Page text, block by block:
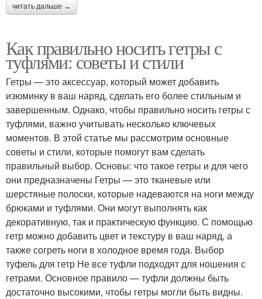
читать дальше →
Как правильно носить гетры с
туфлями: советы и стили
Гетры — это аксессуар, который может добавить
изюминку в ваш наряд, сделать его более стильным и
завершенным. Однако, чтобы правильно носить гетры с
туфлями, важно учитывать несколько ключевых
моментов. В этой статье мы рассмотрим основные
советы и стили, которые помогут вам сделать
правильный выбор. Основы: что такое гетры и для чего
они предназначены Гетры — это тканевые или
шерстяные полоски, которые надеваются на ноги между
брюками и туфлями. Они могут выполнять как
декоративную, так и практическую функцию. С помощью
гетр можно добавить цвет и текстуру в ваш наряд, а
также согреть ноги в холодное время года. Выбор
туфель для гетр Не все туфли подходят для ношения с
гетрами. Основное правило — туфли должны быть
достаточно высокими, чтобы гетры могли быть видны.